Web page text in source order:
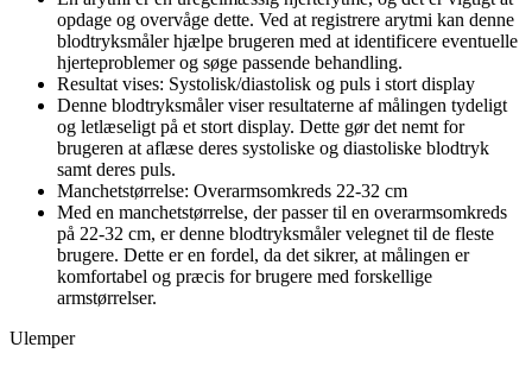
opdage og overvåge dette. Ved at registrere arytmi kan denne
blodtryksmåler hjælpe brugeren med at identificere eventuelle
hjerteproblemer og søge passende behandling.
Resultat vises: Systolisk/diastolisk og puls i stort display
Denne blodtryksmåler viser resultaterne af målingen tydeligt
og letlæseligt på et stort display. Dette gør det nemt for
brugeren at aflæse deres systoliske og diastoliske blodtryk
samt deres puls.
Manchetstørrelse: Overarmsomkreds 22-32 cm
Med en manchetstørrelse, der passer til en overarmsomkreds
på 22-32 cm, er denne blodtryksmåler velegnet til de fleste
brugere. Dette er en fordel, da det sikrer, at målingen er
komfortabel og præcis for brugere med forskellige
armstørrelser.
Ulemper